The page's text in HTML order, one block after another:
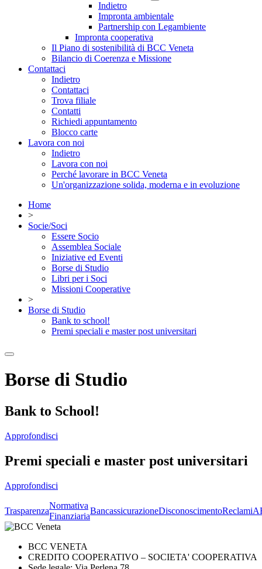
Indietro
Impronta ambientale
Partnership con Legambiente
Impronta cooperativa
Il Piano di sostenibilità di BCC Veneta
Bilancio di Coerenza e Missione
Contattaci
Indietro
Contattaci
Trova filiale
Contatti
Richiedi appuntamento
Blocco carte
Lavora con noi
Indietro
Lavora con noi
Perché lavorare in BCC Veneta
Un'organizzazione solida, moderna e in evoluzione
Home
>
Socie/Soci
Essere Socio
Assemblea Sociale
Iniziative ed Eventi
Borse di Studio
Libri per i Soci
Missioni Cooperative
>
Borse di Studio
Bank to school!
Premi speciali e master post universitari
Borse di Studio
Bank to School!
Approfondisci
Premi speciali e master post universitari
Approfondisci
Trasparenza
Normativa
Finanziaria
BancassicurazioneDisconoscimentoReclami
BCC VENETA
CREDITO COOPERATIVO – SOCIETA' COOPERATIVA